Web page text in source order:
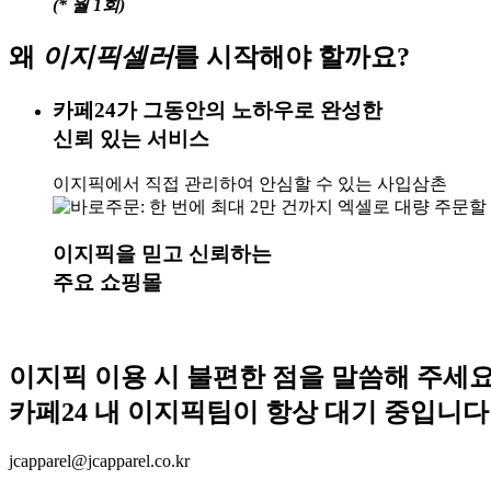
(* 월 1회)
왜 이지픽셀러를 시작해야 할까요?
카페24가 그동안의 노하우로 완성한
신뢰 있는 서비스
이지픽에서 직접 관리하여 안심할 수 있는 사입삼촌
이지픽을 믿고 신뢰하는
주요 쇼핑몰
이지픽 이용 시 불편한 점 을 말씀해 주세
카페24 내 이지픽팀이 항상 대기 중입니
jcapparel@jcapparel.co.kr